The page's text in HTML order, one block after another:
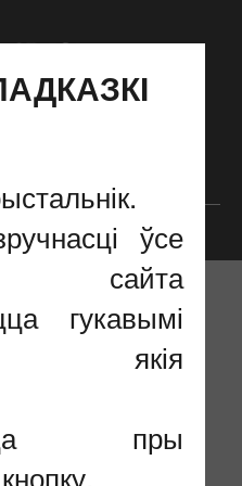
ўсе
сайта
гукавымі
якія
пры